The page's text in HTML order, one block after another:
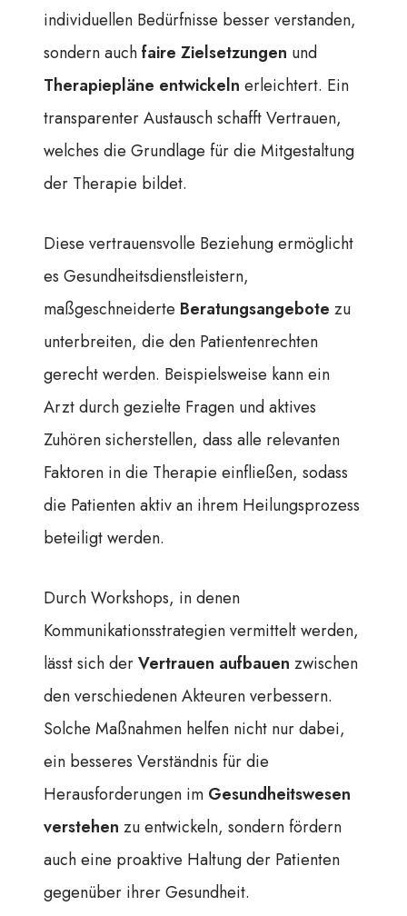
individuellen Bedürfnisse besser verstanden,
sondern auchfaire Zielsetzungen und
Therapiepläne entwickeln erleichtert. Ein
transparenter Austausch schafft Vertrauen,
welches die Grundlage für die Mitgestaltung
der Therapie bildet.
Diese vertrauensvolle Beziehung ermöglicht
es Gesundheitsdienstleistern,
maßgeschneiderte Beratungsangebote zu
unterbreiten, die den Patientenrechten
gerecht werden. Beispielsweise kann ein
Arzt durch gezielte Fragen und aktives
Zuhören sicherstellen, dass alle relevanten
Faktoren in die Therapie einfließen, sodass
die Patienten aktiv an ihrem Heilungsprozess
beteiligt werden.
Durch Workshops, in denen
Kommunikationsstrategien vermittelt werden,
lässt sich derVertrauen aufbauen zwischen
den verschiedenen Akteuren verbessern.
Solche Maßnahmen helfen nicht nur dabei,
ein besseres Verständnis für die
Herausforderungen im Gesundheitswesen
verstehen zu entwickeln, sondern fördern
auch eine proaktive Haltung der Patienten
gegenüber ihrer Gesundheit.